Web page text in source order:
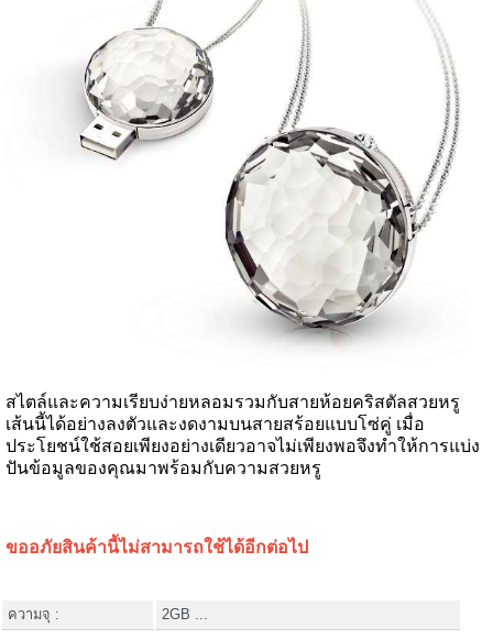
สไตล์และความเรียบง่ายหลอมรวมกับสายห้อยคริสตัลสวยหรู
เส้นนี้ได้อย่างลงตัวและงดงามบนสายสร้อยแบบโซ่คู่ เมื่อ
ประโยชน์ใช้สอยเพียงอย่างเดียวอาจไม่เพียงพอจึงทำให้การแบ่ง
ปันข้อมูลของคุณมาพร้อมกับความสวยหรู
ขออภัยสินค้านี้ไม่สามารถใช้ได้อีกต่อไป
ความจุ :
2GB ...